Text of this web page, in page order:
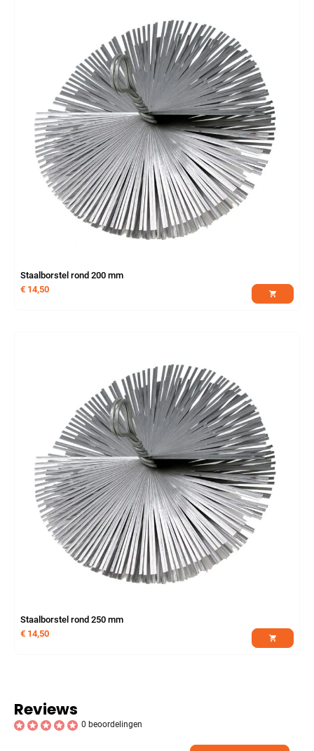
Staalborstel rond 200 mm
€ 14,50
Staalborstel rond 250 mm
€ 14,50
Reviews
0 beoordelingen